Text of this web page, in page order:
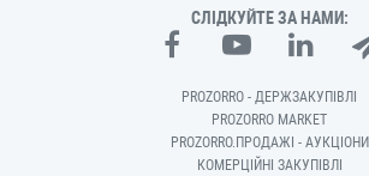
СЛІДКУЙТЕ ЗА НАМИ:
PROZORRO - ДЕРЖЗАКУПІВЛІ
PROZORRO MARKET
PROZORRO.ПРОДАЖІ - АУКЦІОНИ
КОМЕРЦІЙНІ ЗАКУПІВЛІ